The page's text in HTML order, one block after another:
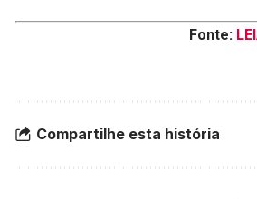
Fonte:
Compartilhe esta história